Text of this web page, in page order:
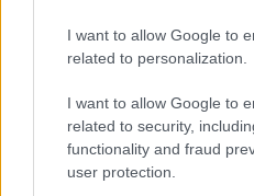
I want to allow Google to
related to personalization.
I want to allow Google to
related to security,
functionality and fraud
user protection.
Zbog sajber nasilja,
tim podnio je krivične
uznemiravanje u
obuhvaćene i određene
Donalda Trumpa i Elona